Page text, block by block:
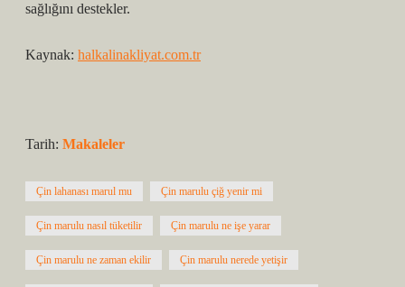
sağlığını destekler.
Kaynak: halkalinakliyat.com.tr
Tarih: Makaleler
Çin lahanası marul mu Çin marulu çiğ yenir mi
Çin marulu nasıl tüketilir Çin marulu ne işe yarar
Çin marulu ne zaman ekilir Çin marulu nerede yetişir